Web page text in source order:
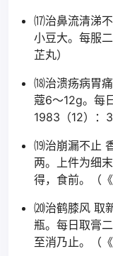
⒄治鼻流清涕不
小豆大。每服
芷丸）
⒅治溃疡病胃
蔻6～12g。每
1983（12）：
⒆治崩漏不止
两。上件为细
得，食前。（
⒇治鹤膝风 取
瓶。每日取膏
至消乃止。（